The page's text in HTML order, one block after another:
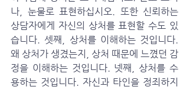
나, 눈물로 표현하십시오. 또한 신뢰하는
상담자에게 자신의 상처를 표현할 수도 있
습니다. 셋째, 상처를 이해하는 것입니다.
왜 상처가 생겼는지, 상처 때문에 느꼈던 감
정을 이해하는 것입니다. 넷째, 상처를 수
용하는 것입니다. 자신과 타인을 정죄하지